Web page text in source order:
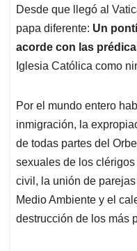
s
A
p
p
b
o
o
k
e
d
I
n
l
Desde que llegó al
papa diferente: Un
acorde con las
Iglesia Católica como
Por el mundo entero
inmigración, la
de todas partes del
sexuales de los
civil, la unión de
Medio Ambiente y el
destrucción de los más